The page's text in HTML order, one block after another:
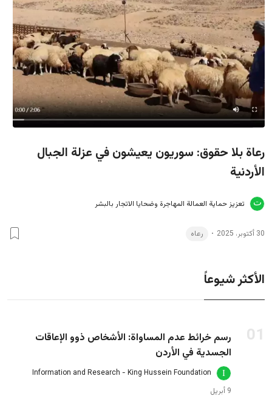
رعاة بلا حقوق: سوريون يعيشون في عزلة الجبال
الأردنية
تعزيز حماية العمالة المهاجرة وضحايا الاتجار بالبشر
30 أكتوبر، 2025 رعاه
الأكثر شيوعاً
رسم خرائط عدم المساواة: الأشخاص ذوو الإعاقات
الجسدية في الأردن
Information and Research - King Hussein Foundation
9 أبريل
01